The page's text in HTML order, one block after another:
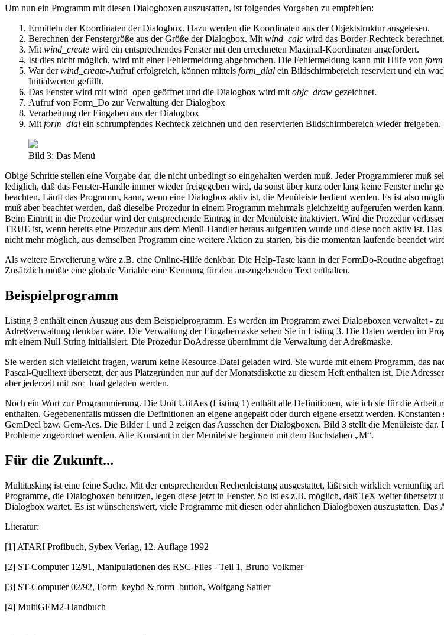
Um nun ein Programm mit diesen Dialogboxen auszustatten, ist folgendes Vorgehen zu empfehlen:
Ermitteln der Koordinaten der Dialogbox. Dazu werden die Koordinaten aus der Objektstruktur ausgelesen.
Berechnen der Fenstergröße aus der Größe der Dialogbox. Mit wind_calc wird das Border-Rechteck
Mit wind_create wird ein entsprechendes Fenster mit den errechneten Maximal-Koordinaten angefordert.
Ist dies nicht möglich, wird mit einer Fehlermeldung abgebrochen. Die Fehlermeldung kann mit Hilfe von
War derwind_create-Aufruf erfolgreich, können mittels form_dial ein Bildschirmbereich reserviert und ein
Initialwerten gefüllt.
Das Fenster wird mit wind_open geöffnet und die Dialogbox wird mit objc_draw gezeichnet.
Aufruf von Form_Do zur Verwaltung der Dialogbox
Verarbeitung der Eingaben aus der Dialogbox
Mit form_dial ein schrumpfendes Rechteck zeichnen und den reservierten Bildschirmbereich wieder
Bild 3: Das Menü
Obige Schritte stellen eine Vorgabe dar, die nicht unbedingt so eingehalten werden muß. Jeder Programmierer muß
lediglich, daß das Fenster-Handle immer wieder freigegeben wird, da sonst über kurz oder lang keine Fenster mehr
beachten. Läuft das Programm, kann, wenn eine Dialogbox aktiv ist, die Menüleiste bedient werden. Es ist also
muß aber beachtet werden, daß dieselbe Prozedur in einem Programm mehrmals gleichzeitig aufgerufen werden
Beim Eintritt in die Prozedur wird der entsprechende Eintrag in der Menüleiste inaktiviert. Wird die Prozedur
TRUE ist, wenn bereits eine Prozedur aus dem Menü-Handler heraus aufgerufen wurde und diese noch aktiv ist.
nicht mehr möglich, aus demselben Programm eine weitere Aktion zu starten, bis die momentan laufende beendet
Als weitere Erweiterung wäre z.B. eine Online-Hilfe denkbar. Die Help-Taste kann in der FormDo-Routine
Zusätzlich müßte eine globale Variable eine Kennung für den auszugebenden Text enthalten.
Beispielprogramm
Listing 3 enthält einen Auszug aus dem Beispielprogramm. Es werden im Programm zwei Dialogboxen verwaltet -
Adreßverwaltung denkbar wäre. Die Verwaltung der Eingabemaske sehen Sie in Listing 3. Die Daten werden im
mit einem Null-String initialisiert. Die Prozedur DoAdresse übernimmt die Verwaltung der Adreßmaske.
Sie werden sich vielleicht fragen, warum keine Resource-Datei geladen wird. Sie wurde mit einem Programm, das
Pascal-Quelltext übersetzt, der aus Platzgründen nur auf der Monatsdiskette zu diesem Heft enthalten ist. Die
aber jederzeit mit rsrc_load geladen werden.
Noch ein Wort zur Programmierung. Die Unit UtilAes (Listing 1) enthält alle Definitionen, wie ich sie für die Arbeit
enthalten. Gegebenenfalls müssen die Definitionen an eigene angepaßt oder durch eigene ersetzt werden.
GemDecl bzw. Gem-Aes. Die Bilder 1 und 2 zeigen das Aussehen der Dialogboxen. Bild 3 stellt die Menüleiste
Probleme zugeordnet werden. Alle Konstant in der Menüleiste beginnen mit dem Buchstaben „M“.
Für die Zukunft...
Multitasking ist eine feine Sache. Mit der entsprechenden Rechenleistung ausgestattet, läßt sich wirklich
Programme, die Dialogboxen benutzen, legen diese jetzt in Fenster. So ist es z.B. möglich, daß TeX weiter
Dialogbox wartet. Es ist wünschenswert, viele Programme mit diesen oder ähnlichen Dialogboxen auszustatten. Das
Literatur:
[1] ATARI Profibuch, Sybex Verlag, 12. Auflage 1992
[2] ST-Computer 12/91, Manipulationen des RSC-Files - Teil 1, Bruno Volkmer
[3] ST-Computer 02/92, Form_keybd & form_button, Wolfgang Sattler
[4] MultiGEM2-Handbuch